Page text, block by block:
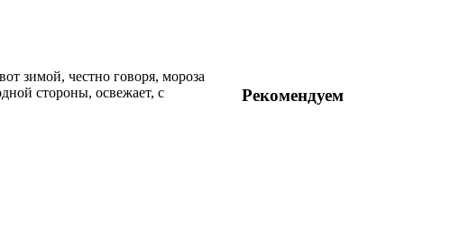
зимой, честно говоря, мороза
стороны, освежает, с
Рекомендуем